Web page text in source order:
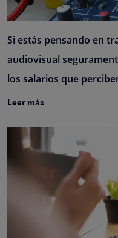
Si estás pensando en
audiovisual
los salarios que
Leer más